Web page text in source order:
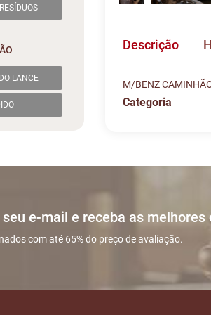
LANCE
Descrição
M/BENZ
Categoria
20/05
Nome
e-mail e receba as
com até 65% do preço de avaliação.